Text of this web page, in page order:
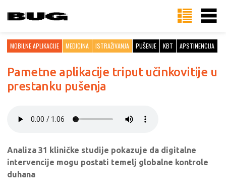
MOBILNE APLIKACIJE MEDICINA ISTRAŽIVANJA PUŠENJE KBT APSTINENCIJA
Pametne aplikacije triput učinkovitije u
prestanku pušenja
Analiza 31 kliničke studije pokazuje da digitalne
intervencije mogu postati temelj globalne kontrole
duhana